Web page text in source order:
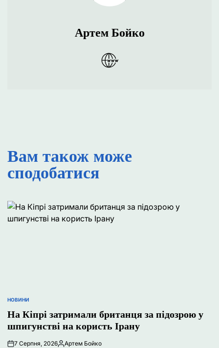
Артем Бойко
Вам також може
сподобатися
ОПУБЛІКУВАТИ
НОВИНИ
На Кіпрі затримали британця за підозрою у
шпигунстві на користь Ірану
7 Серпня, 2026 Артем Бойко